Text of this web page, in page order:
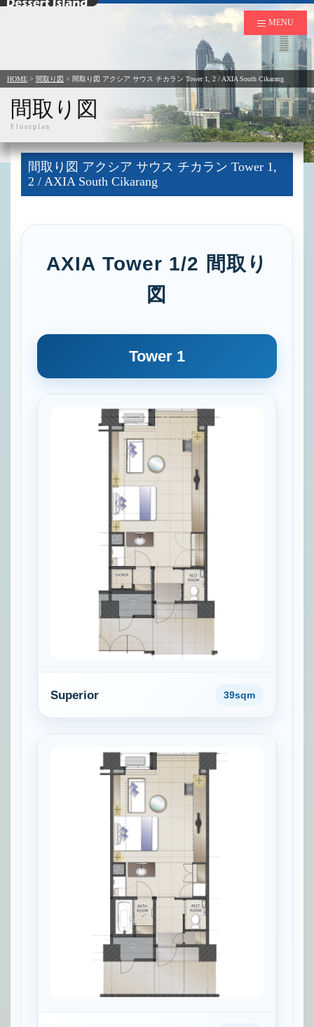
デザートアイランド
MENU
HOME > 間取り図 > 間取り図 アクシア サウス チカラン Tower 1, 2 / AXIA South Cikarang
間取り図
Floorplan
間取り図 アクシア サウス チカラン Tower 1,
2 / AXIA South Cikarang
AXIA Tower 1/2 間取り
図
Tower 1
Superior 39sqm